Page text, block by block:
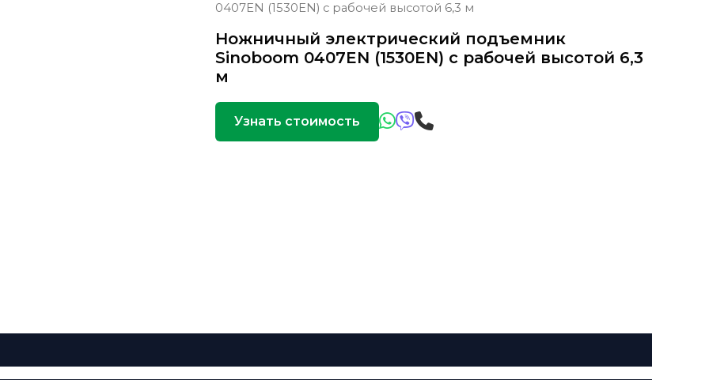
0407EN (1530EN) с рабочей высотой 6,3 м
Ножничный электрический подъемник
Sinoboom 0407EN (1530EN) с рабочей высотой 6,3
м
Узнать стоимость